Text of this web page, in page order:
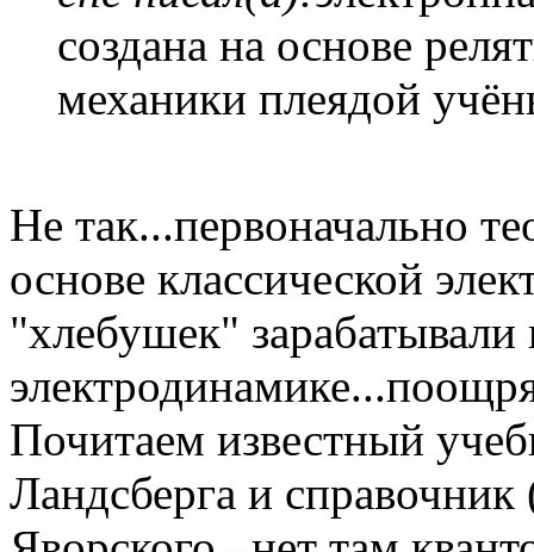
создана на основе
механики плеядой
Не так...первоначально
основе классической
"хлебушек" зарабатывали
Почитаем известный
Ландсберга и справочник